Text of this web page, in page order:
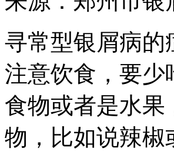
寻常型银屑病的
注意饮食，要少
食物或者是水
物，比如说辣椒